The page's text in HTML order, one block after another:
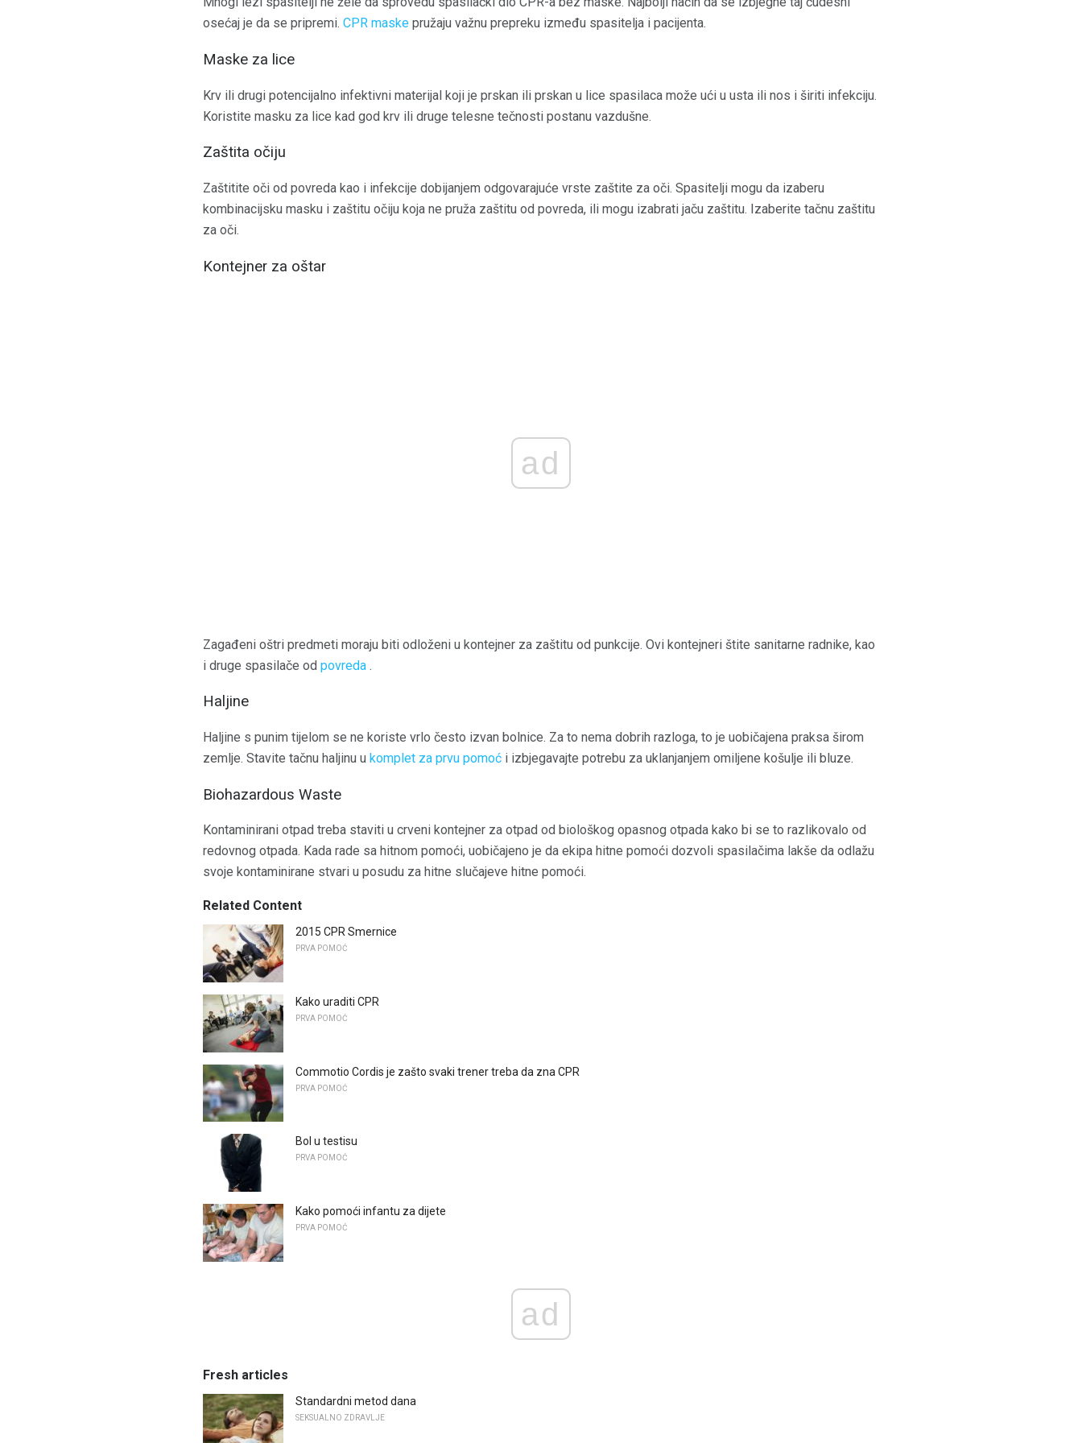
osećaj je da se pripremi. CPR maske pružaju važnu prepreku između spasitelja i pacijenta.
Maske za lice
Krv ili drugi potencijalno infektivni materijal koji je prskan ili prskan u lice spasilaca može ući u usta ili nos i širiti infekciju.
Koristite masku za lice kad god krv ili druge telesne tečnosti postanu vazdušne.
Zaštita očiju
Zaštitite oči od povreda kao i infekcije dobijanjem odgovarajuće vrste zaštite za oči. Spasitelji mogu da izaberu
kombinacijsku masku i zaštitu očiju koja ne pruža zaštitu od povreda, ili mogu izabrati jaču zaštitu. Izaberite tačnu zaštitu
za oči.
Kontejner za oštar
ad
Zagađeni oštri predmeti moraju biti odloženi u kontejner za zaštitu od punkcije. Ovi kontejneri štite sanitarne radnike, kao
i druge spasilače od povreda .
Haljine
Haljine s punim tijelom se ne koriste vrlo često izvan bolnice. Za to nema dobrih razloga, to je uobičajena praksa širom
zemlje. Stavite tačnu haljinu u komplet za prvu pomoć i izbjegavajte potrebu za uklanjanjem omiljene košulje ili bluze.
Biohazardous Waste
Kontaminirani otpad treba staviti u crveni kontejner za otpad od biološkog opasnog otpada kako bi se to razlikovalo od
redovnog otpada. Kada rade sa hitnom pomoći, uobičajeno je da ekipa hitne pomoći dozvoli spasilačima lakše da odlažu
svoje kontaminirane stvari u posudu za hitne slučajeve hitne pomoći.
Related Content
2015 CPR Smernice
PRVA POMOĆ
Kako uraditi CPR
PRVA POMOĆ
Commotio Cordis je zašto svaki trener treba da zna CPR
PRVA POMOĆ
Bol u testisu
PRVA POMOĆ
Kako pomoći infantu za dijete
PRVA POMOĆ
ad
Fresh articles
Standardni metod dana
SEKSUALNO ZDRAVLJE